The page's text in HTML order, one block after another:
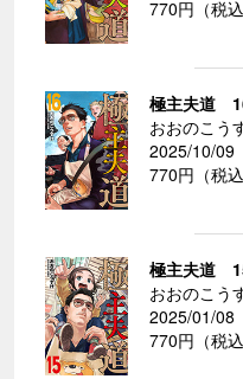
770円（税込
極主夫道
おおのこう
2025/10/09
770円（税込
極主夫道
おおのこう
2025/01/08
770円（税込